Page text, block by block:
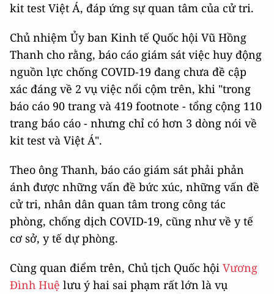
kit test Việt Á, đáp ứng sự quan tâm của cử tri.
Chủ nhiệm Ủy ban Kinh tế Quốc hội Vũ Hồng
Thanh cho rằng, báo cáo giám sát việc huy động
nguồn lực chống COVID-19 đang chưa đề cập
xác đáng về 2 vụ việc nổi cộm trên, khi "trong
báo cáo 90 trang và 419 footnote - tổng cộng 110
trang báo cáo - nhưng chỉ có hơn 3 dòng nói về
kit test và Việt Á".
Theo ông Thanh, báo cáo giám sát phải phản
ánh được những vấn đề bức xúc, những vấn đề
cử tri, nhân dân quan tâm trong công tác
phòng, chống dịch COVID-19, cũng như về y tế
cơ sở, y tế dự phòng.
Cùng quan điểm trên, Chủ tịch Quốc hội Vương
Đình Huệ lưu ý hai sai phạm rất lớn là vụ